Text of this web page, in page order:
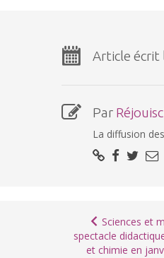
Article écrit
Par
La diffusion
Sciences et
spectacle
et chimie en